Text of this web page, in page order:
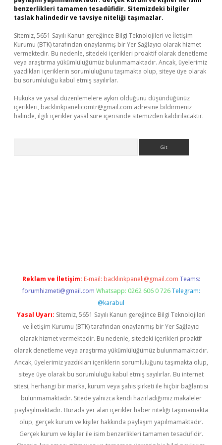
benzerlikleri tamamen tesadüfidir. Sitemizdeki bilgiler
taslak halindedir ve tavsiye niteliği taşımazlar.
Sitemiz, 5651 Sayılı Kanun gereğince Bilgi Teknolojileri ve İletişim
Kurumu (BTK) tarafından onaylanmış bir Yer Sağlayıcı olarak hizmet
vermektedir. Bu nedenle, sitedeki içerikleri proaktif olarak denetleme
veya araştırma yükümlülüğümüz bulunmamaktadır. Ancak, üyelerimiz
yazdıkları içeriklerin sorumluluğunu taşımakta olup, siteye üye olarak
bu sorumluluğu kabul etmiş sayılırlar.
Hukuka ve yasal düzenlemelere aykırı olduğunu düşündüğünüz
içerikleri, backlinkpanelicomtr@gmail.com adresine bildirmeniz
halinde, ilgili içerikler yasal süre içerisinde sitemizden kaldırılacaktır.
Reklam ve İletişim: E-mail: backlinkpaneli@gmail.com Teams:
forumhizmeti@gmail.com Whatsapp: 0262 606 0 726 Telegram:
@karabul
Yasal Uyarı: Sitemiz, 5651 Sayılı Kanun gereğince Bilgi Teknolojileri
ve İletişim Kurumu (BTK) tarafından onaylanmış bir Yer Sağlayıcı
olarak hizmet vermektedir. Bu nedenle, sitedeki içerikleri proaktif
olarak denetleme veya araştırma yükümlülüğümüz bulunmamaktadır.
Ancak, üyelerimiz yazdıkları içeriklerin sorumluluğunu taşımakta olup,
siteye üye olarak bu sorumluluğu kabul etmiş sayılırlar. Bu internet
sitesi, herhangi bir marka, kurum veya şahıs şirketi ile hiçbir bağlantısı
bulunmamaktadır. Sitede yalnızca kendi hazırladığımız makaleler
paylaşılmaktadır. Burada yer alan içerikler haber niteliği taşımamakta
olup, gerçek kurum ve kişiler hakkında paylaşım yapılmamaktadır.
Gerçek kurum ve kişiler ile isim benzerlikleri tamamen tesadüfidir.